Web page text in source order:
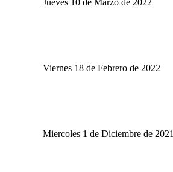
Viernes 18 de Febrero de 2022
Miercoles 1 de Diciembre de 2021